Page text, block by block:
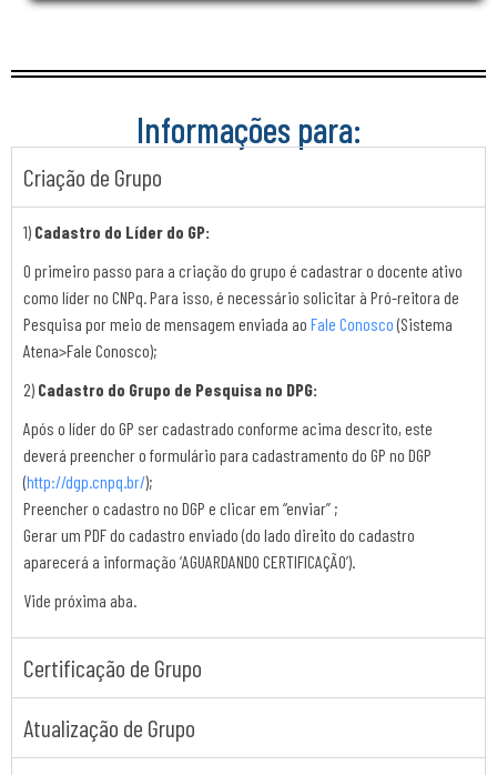
Informações para:
Criação de Grupo
1) Cadastro do Líder do GP:
O primeiro passo para a criação do grupo é cadastrar o docente ativo
como líder no CNPq. Para isso, é necessário solicitar à Pró-reitora de
Pesquisa por meio de mensagem enviada ao Fale Conosco(Sistema
Atena>Fale Conosco);
2) Cadastro do Grupo de Pesquisa no DPG:
Após o líder do GP ser cadastrado conforme acima descrito, este
deverá preencher o formulário para cadastramento do GP no DGP
(http://dgp.cnpq.br/);
Preencher o cadastro no DGP e clicar em “enviar” ;
Gerar um PDF do cadastro enviado (do lado direito do cadastro
aparecerá a informação ‘AGUARDANDO CERTIFICAÇÃO’).
Vide próxima aba.
Certificação de Grupo
Atualização de Grupo